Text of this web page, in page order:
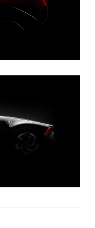
relativa à sua
e de análise, com
países terceiros.
estritamente
tipo de Cookies e
na sua
e nos serviços